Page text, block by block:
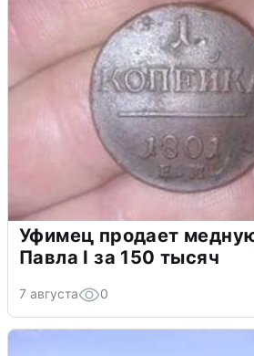
Уфимец продает
Павла I за 150 тысяч
7 августа 0